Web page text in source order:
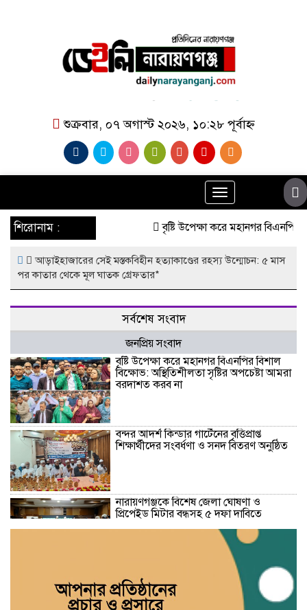
শুক্রবার, ০৭ অগাস্ট ২০২৬, ১০:২৮ পূর্বাহ্ন
Toggle
navigation
শিরোনাম : বৃষ্টি উপেক্ষা করে মহানগর বিএনপির
আড়াইহাজারের সেই মস্তকবিহীন হত্যাকাণ্ডের রহস্য উন্মোচন: ৫ মাস
পর কাতার থেকে মূল ঘাতক গ্রেফতার*
সর্বশেষ সংবাদ
জনপ্রিয় সংবাদ
বৃষ্টি উপেক্ষা করে মহানগর বিএনপির বিশাল
বিক্ষোভ: অস্থিতিশীলতা সৃষ্টির অপচেষ্টা আমরা
বরদাশত করব না
বন্দর আদর্শ কিন্ডার গার্টেনের বৃত্তিপ্রাপ্ত
শিক্ষার্থীদের সংবর্ধণা ও সনদ বিতরণ অনুষ্ঠিত
নারায়ণগঞ্জকে বিশেষ জেলা ঘোষণা ও
প্রিপেইড মিটার বন্ধসহ ৫ দফা দাবিতে
স্মারকলিপি
গ্যাস-বিদ্যুৎ সংকট ও দ্রব্যমূল্যের ঊর্ধ্বগতির
প্রতিবাদে ডিসির মাধ্যমে প্রধানমন্ত্রীর কাছে ১১
দলীয় ঐক্যের স্মারকলিপি